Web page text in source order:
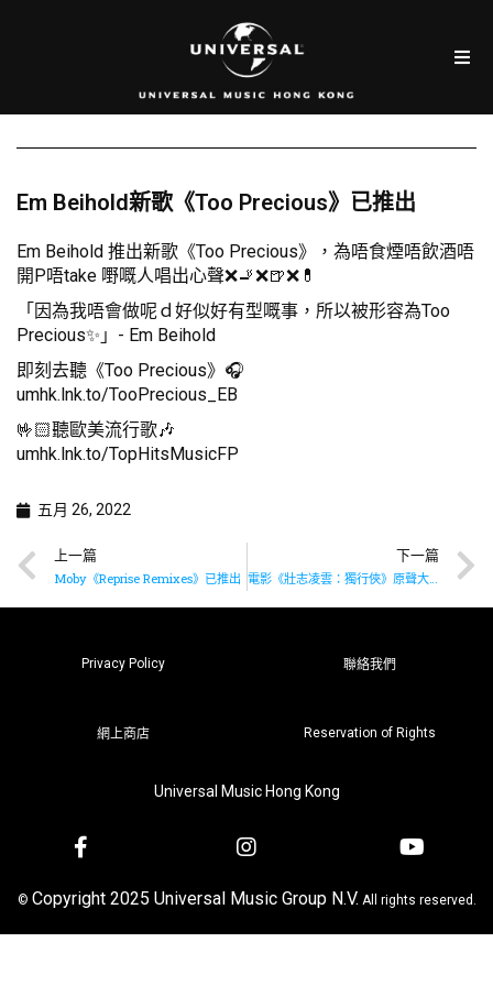
Em Beihold新歌《Too Precious》已推出
Em Beihold 推出新歌《Too Precious》，為唔食煙唔飲酒唔
開P唔take 嘢嘅人唱出心聲❌🚬❌🍺❌💊
「因為我唔會做呢ｄ好似好有型嘅事，所以被形容為Too
Precious✨」- Em Beihold
即刻去聽《Too Precious》🎧
umhk.lnk.to/TooPrecious_EB
🤟🏻聽歐美流行歌🎶
umhk.lnk.to/TopHitsMusicFP
五月 26, 2022
上一篇
Moby《Reprise Remixes》已推出
下一篇
電影《壯志凌雲：獨行俠》原聲大碟現已上架
Privacy Policy 聯絡我們
網上商店 Reservation of Rights
Universal Music Hong Kong
© Copyright 2025 Universal Music Group N.V. All rights reserved.